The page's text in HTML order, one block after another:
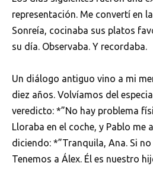
representación. Me convertí en
Sonreía, cocinaba sus platos
su día. Observaba. Y recordaba.
Un diálogo antiguo vino a mi
diez años. Volvíamos del
veredicto: *”No hay problema
Lloraba en el coche, y Pablo me
diciendo: *”Tranquila, Ana. Si
Tenemos a Álex. Él es nuestro